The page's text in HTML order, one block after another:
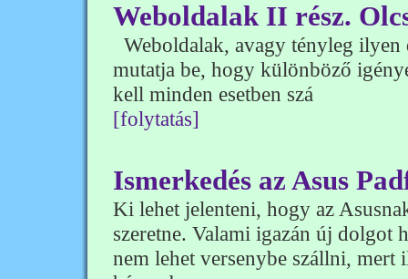
Weboldalak II rész.
Weboldalak, avagy tényleg
mutatja be, hogy különböző
kell minden esetben szá
[folytatás]
Ismerkedés az Asus
Ki lehet jelenteni, hogy az
szeretne. Valami igazán új dolgot
nem lehet versenybe szállni, mert